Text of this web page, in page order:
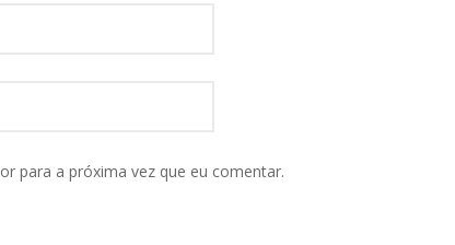
para a próxima vez que eu comentar.